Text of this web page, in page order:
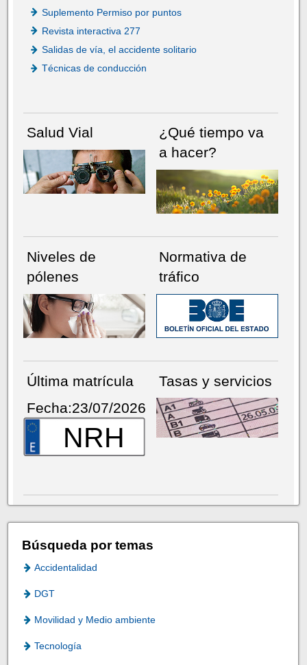
Suplemento Permiso por puntos
Revista interactiva 277
Salidas de vía, el accidente solitario
Técnicas de conducción
Salud Vial
¿Qué tiempo va
a hacer?
Niveles de
pólenes
Normativa de
tráfico
Última matrícula
Fecha:23/07/2026
NRH
Tasas y servicios
Búsqueda por temas
Accidentalidad
DGT
Movilidad y Medio ambiente
Tecnología